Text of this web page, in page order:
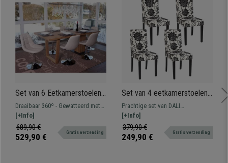
Set van 6 Eetkamerstoelen
TOM, Voet in Verchroomd
Staal, in Beige Leder
Draaibaar 360º - Gewatteerd met
stiksels - Heel stabiele voet
[+Info]
689,90 €
529,90 € Gratis verzending
Set van 4 eetkamerstoelen
DALI, Prachtig Ontwerp,
Zwarte Bloemen, Zwarte
Poten
Prachtige set van DALI
eetkamerstoelen met massief
houten frame en poten bekleed
met hoogwaardige stof. Ook voor
[+Info]
379,90 €
249,90 € Gratis verzending